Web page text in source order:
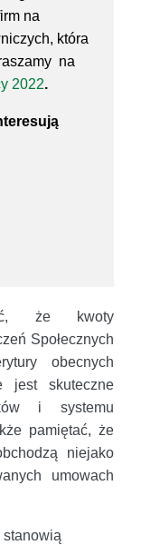
na
która
na
2022.
że kwoty
Społecznych
obecnych
jest skuteczne
i systemu
pamiętać, że
niejako
umowach
stanowią